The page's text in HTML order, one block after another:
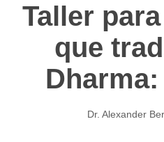
Taller
que
Dr. Alexander